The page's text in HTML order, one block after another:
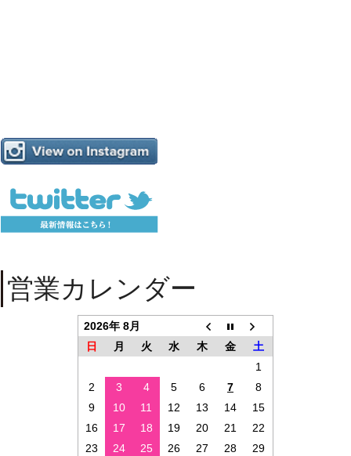
営業カレンダー
2026年 8月
日
月 火 水 木 金
土
1
2
3 4 5 6 7
8
9
10 11 12 13 14
15
16
17 18 19 20 21
22
23
24 25 26 27 28 29